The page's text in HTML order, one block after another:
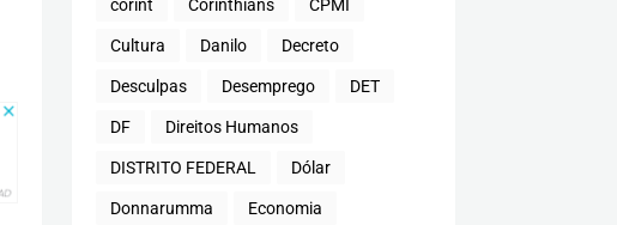
corint Corinthians CPMI
Cultura Danilo Decreto
Desculpas Desemprego DET
DF Direitos Humanos
DISTRITO FEDERAL Dólar
Donnarumma Economia